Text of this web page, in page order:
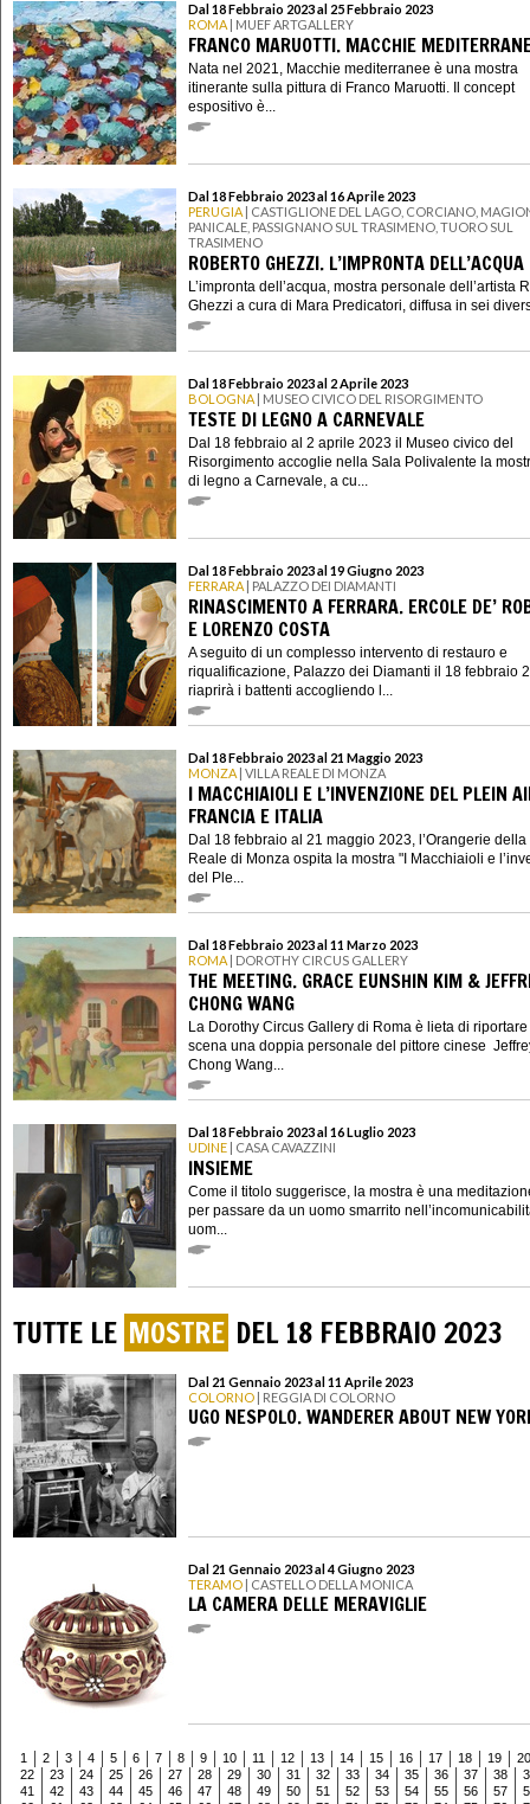
Dal 18 Febbraio 2023 al 25 Febbraio 2023
ROMA | MUEF ARTGALLERY
FRANCO MARUOTTI. MACCHIE
Nata nel 2021, Macchie mediterranee è una mostra
itinerante sulla pittura di Franco Maruotti. Il concept
espositivo è...
Dal 18 Febbraio 2023 al 16 Aprile 2023
PERUGIA | CASTIGLIONE DEL LAGO, CORCIANO,
PANICALE, PASSIGNANO SUL TRASIMENO, TUORO SUL
TRASIMENO
ROBERTO GHEZZI. L’IMPRONTA DELL’ACQUA
L’impronta dell’acqua, mostra personale dell’artista
Ghezzi a cura di Mara Predicatori, diffusa in sei
Dal 18 Febbraio 2023 al 2 Aprile 2023
BOLOGNA | MUSEO CIVICO DEL RISORGIMENTO
TESTE DI LEGNO A CARNEVALE
Dal 18 febbraio al 2 aprile 2023 il Museo civico del
Risorgimento accoglie nella Sala Polivalente la
di legno a Carnevale, a cu...
Dal 18 Febbraio 2023 al 19 Giugno 2023
FERRARA | PALAZZO DEI DIAMANTI
RINASCIMENTO A FERRARA. ERCOLE DE’
E LORENZO COSTA
A seguito di un complesso intervento di restauro e
riqualificazione, Palazzo dei Diamanti il 18 febbraio
riaprirà i battenti accogliendo l...
Dal 18 Febbraio 2023 al 21 Maggio 2023
MONZA | VILLA REALE DI MONZA
I MACCHIAIOLI E L’INVENZIONE DEL PLEIN
FRANCIA E ITALIA
Dal 18 febbraio al 21 maggio 2023, l’Orangerie
Reale di Monza ospita la mostra "I Macchiaioli e
del Ple...
Dal 18 Febbraio 2023 al 11 Marzo 2023
ROMA | DOROTHY CIRCUS GALLERY
THE MEETING. GRACE EUNSHIN KIM &
CHONG WANG
La Dorothy Circus Gallery di Roma è lieta di
scena una doppia personale del pittore cinese
Chong Wang...
Dal 18 Febbraio 2023 al 16 Luglio 2023
UDINE | CASA CAVAZZINI
INSIEME
Come il titolo suggerisce, la mostra è una
per passare da un uomo smarrito
uom...
TUTTE LE MOSTRE DEL 18 FEBBRAIO 2023
Dal 21 Gennaio 2023 al 11 Aprile 2023
COLORNO | REGGIA DI COLORNO
UGO NESPOLO. WANDERER ABOUT NEW
Dal 21 Gennaio 2023 al 4 Giugno 2023
TERAMO | CASTELLO DELLA MONICA
LA CAMERA DELLE MERAVIGLIE
1 2 3 4 5 6 7 8 9 10 11 12 13 14 15 16 17 18 19
20
22
23 24 25 26 27 28 29 30 31 32 33 34 35 36 37 38
41
42 43 44 45 46 47 48 49 50 51 52 53 54 55 56 57